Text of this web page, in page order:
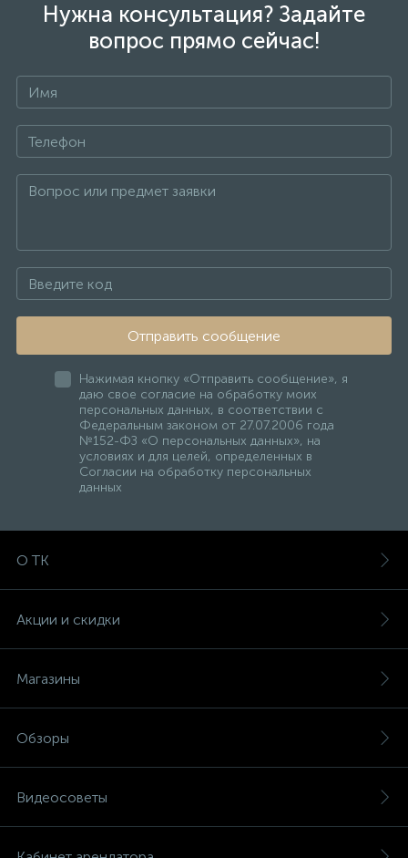
Нужна консультация? Задайте
вопрос прямо сейчас!
Отправить сообщение
Нажимая кнопку «Отправить сообщение», я
даю свое согласие на обработку моих
персональных данных, в соответствии с
Федеральным законом от 27.07.2006 года
№152-ФЗ «О персональных данных», на
условиях и для целей, определенных в
Согласии на обработку персональных
данных
О ТК
Акции и скидки
Магазины
Обзоры
Видеосоветы